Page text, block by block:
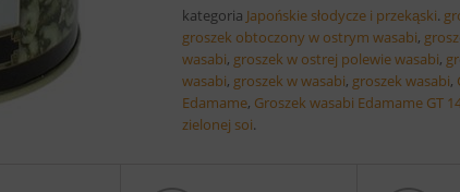
kategoria Japońskie słodycze i przekąski.
groszek obtoczony w ostrym wasabi,
wasabi, groszek w ostrej polewie wasabi,
wasabi, groszek w wasabi, groszek wasabi,
Edamame, Groszek wasabi Edamame GT
zielonej soi.